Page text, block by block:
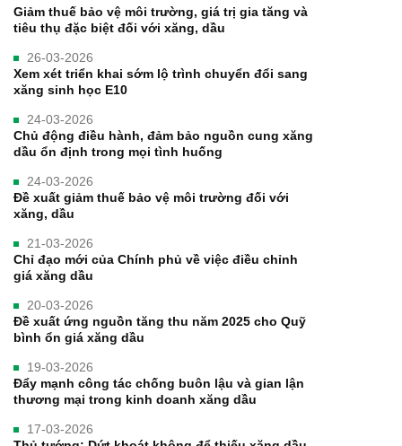
Giảm thuế bảo vệ môi trường, giá trị gia tăng và
tiêu thụ đặc biệt đối với xăng, dầu
26-03-2026
Xem xét triển khai sớm lộ trình chuyển đổi sang
xăng sinh học E10
24-03-2026
Chủ động điều hành, đảm bảo nguồn cung xăng
dầu ổn định trong mọi tình huống
24-03-2026
Đề xuất giảm thuế bảo vệ môi trường đối với
xăng, dầu
21-03-2026
Chỉ đạo mới của Chính phủ về việc điều chỉnh
giá xăng dầu
20-03-2026
Đề xuất ứng nguồn tăng thu năm 2025 cho Quỹ
bình ổn giá xăng dầu
19-03-2026
Đẩy mạnh công tác chống buôn lậu và gian lận
thương mại trong kinh doanh xăng dầu
17-03-2026